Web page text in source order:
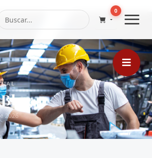
0
2026